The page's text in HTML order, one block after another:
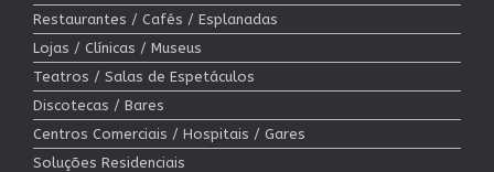
Restaurantes / Cafés / Esplanadas
Lojas / Clínicas / Museus
Teatros / Salas de Espetáculos
Discotecas / Bares
Centros Comerciais / Hospitais / Gares
Soluções Residenciais